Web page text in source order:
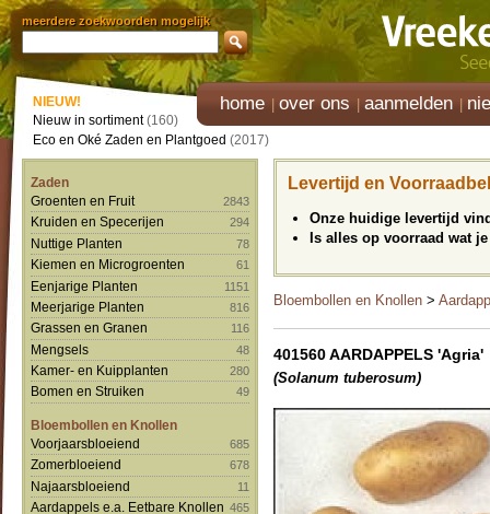
meerdere zoekwoorden mogelijk
home over ons aanmelden
NIEUW!
Nieuw in sortiment(160)
Eco en Oké Zaden en Plantgoed (2017)
Zaden
Groenten en Fruit
2843
Kruiden en Specerijen 294
Nuttige Planten 78
Kiemen en Microgroenten 61
Eenjarige Planten 1151
Meerjarige Planten 816
Grassen en Granen 116
Mengsels 48
Kamer- en Kuipplanten 280
Bomen en Struiken 49
Bloembollen en Knollen
Voorjaarsbloeiend
685
Zomerbloeiend 678
Najaarsbloeiend 11
Aardappels e.a. Eetbare Knollen 465
Levertijd en
Onze huidige levertijd
Is alles op voorraad wat
Bloembollen en Knollen >
401560 AARDAPPELS 'Agria'
(Solanum tuberosum)